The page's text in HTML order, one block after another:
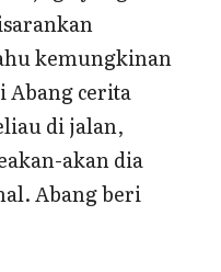
kemungkinan
Abang cerita
di jalan,
akan dia
Abang beri